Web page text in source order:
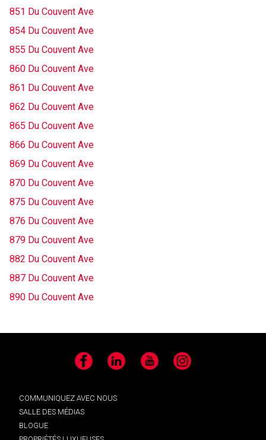
851 Du Couvent Ave
854 Du Couvent Ave
855 Du Couvent Ave
860 Du Couvent Ave
861 Du Couvent Ave
862 Du Couvent Ave
865 Du Couvent Ave
866 Du Couvent Ave
869 Du Couvent Ave
870 Du Couvent Ave
875 Du Couvent Ave
876 Du Couvent Ave
879 Du Couvent Ave
882 Du Couvent Ave
887 Du Couvent Ave
890 Du Couvent Ave
Facebook LinkedIn YouTube Instagram
COMMUNIQUEZ AVEC NOUS
SALLE DES MÉDIAS
BLOGUE